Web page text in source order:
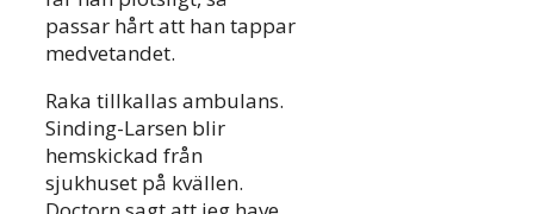
passar hårt att han tappar
medvetandet.
Raka tillkallas ambulans.
Sinding-Larsen blir
hemskickad från
sjukhuset på kvällen.